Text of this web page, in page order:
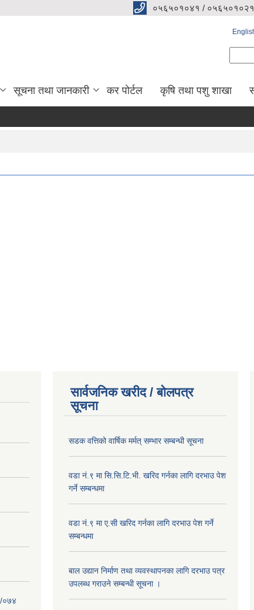
०५६५०१०४१ / ०५६५०१०२१
सूचना तथा जानकारी कर पोर्टल कृषि तथा पशु शाखा
०७४
सार्वजनिक खरीद / बोलपत्र
सूचना
सडक वत्तिको वार्षिक मर्मत् सम्भार सम्बन्धी सूचना
वडा नं.९ मा सि.सि.टि.भी. खरिद गर्नका लागि दरभाउ पेश
गर्ने सम्बन्धमा
वडा नं.९ मा ए.सी खरिद गर्नका लागि दरभाउ पेश गर्ने
सम्बन्धमा
बाल उद्यान निर्माण तथा व्यवस्थापनका लागि दरभाउ पत्र
उपलब्ध गराउने सम्बन्धी सूचना ।